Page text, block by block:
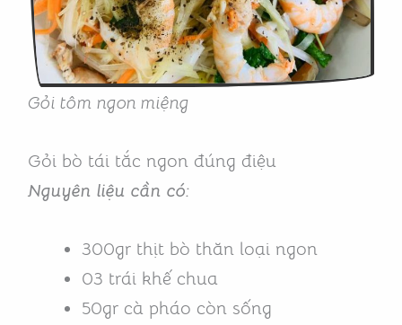
Gỏi tôm ngon miệng
Gỏi bò tái tắc ngon đúng điệu
Nguyên liệu cần có:
300gr thịt bò thăn loại ngon
03 trái khế chua
50gr cà pháo còn sống